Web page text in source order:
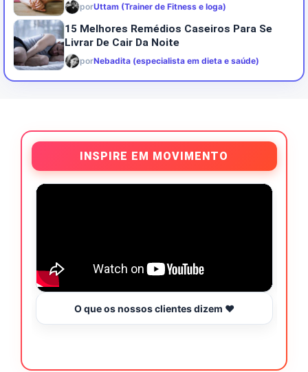
porUttam (Trainer de Fitness e Ioga)
15 Melhores Remédios Caseiros Para Se
Livrar De Cair Da Noite
porNebadita (especialista em dieta e saúde)
INSPIRE EM MOVIMENTO
O que os nossos clientes dizem ❤️